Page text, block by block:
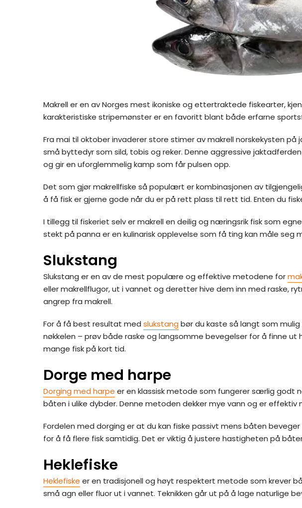
Makrell er en av Norges mest ikoniske og ettertraktede fiskearter,
karakteristiske stripemønster er en favoritt blant både erfarne
Fra mai til oktober invaderer store stimer av makrell norskekysten
små byttedyr som sild, tobis og reker. Denne aggressive
og gir en uforglemmelig kamp som får pulsen opp.
Det som gjør makrellfiske så populært er kombinasjonen av
å få fisk er gjerne gode når du er på rett plass til rett tid. Enten du
I tillegg til fiskeriet selv er makrell en deilig og næringsrik fisk som
stekt på panna er en kulinarisk opplevelse som få ting kan måle seg
Slukstang
Slukstang er en av de mest populære og effektive metodene for
eller makrellflugor, ut i vannet og deretter hive dem inn med raske,
angrep fra makrell.
For å få best resultat med slukstang bør du kaste så langt som
nøkkelen – prøv både raske og langsomme bevegelser for å finne
mange fisk på kort tid.
Dorge med harpe
Dorging med harpe er en klassisk metode som fungerer særlig godt
båten i ulike dybder. Denne metoden dekker mye vann og er effektiv
Fordelen med dorging er at du kan fiske passivt mens båten
for å få flere fisk samtidig. Det er viktig å justere hastigheten på
Heklefiske
Heklefiske er en tradisjonell og høyt respektert metode som krever
små agn eller fluor ut i vannet. Teknikken går ut på å lage naturlige